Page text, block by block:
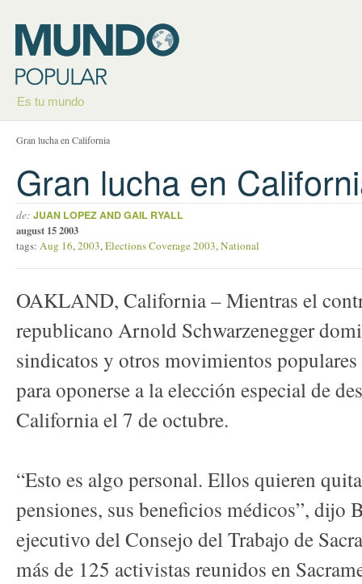
Es tu mundo
Gran lucha en California
Gran lucha en
de: JUAN LOPEZ AND GAIL RYALL
august 15 2003
tags: Aug 16,2003,Elections Coverage 2003,National
OAKLAND, California – Mientras el
republicano Arnold Schwarzenegger
sindicatos y otros movimientos populares
para oponerse a la elección especial de
California el 7 de octubre.
“Esto es algo personal. Ellos quieren
pensiones, sus beneficios médicos”, dijo
ejecutivo del Consejo del Trabajo de
más de 125 activistas reunidos en